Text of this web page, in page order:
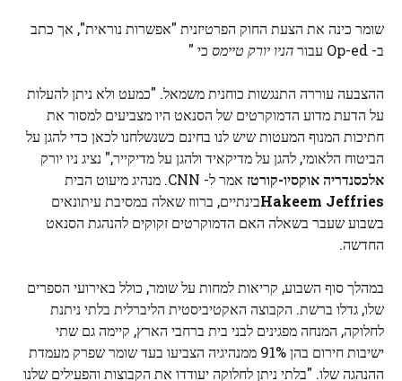
שומר כינה את הצעת החוק הפרטיזנית "אפשרות נוראית", אך כתב
ב- Op-ed עבור
הניו יורק טיימס כי "
ההצבעה עוררה התנגשות כוחנית משמאל. "כמעט ולא ניתן להעלות
על הדעת מדוע הדמוקרטים של הסנאט היו מצביעים למסור את
חתיכות המנוף המעטות שיש לנו בחינם כשנשלחנו לכאן כדי להגן על
הביטוח הלאומי, להגן על מדיקאיד ולהגן על מדיקייר," נציג ניו יורק
אלכסנדריה אוקסיו-קורטז אמר ל- CNN. מנהיג מיעוט הבית
Hakeem Jeffriesבינתיים, ברווז שאלה במסיבת עיתונאים
בשבוע שעבר בשאלה האם הדמוקרטים זקוקים להנהגת הסנאט
החדשה.
במהלך סוף השבוע, קריאות למחות על שומר, כולל באירועי הספרים
שלו, גדלו ברשת. הקבוצה האקטיביסטית הליברלית בלתי ניתנת
לחלוקה, המנחה מפגינים לבני בית ברחבי הארץ, קיימה גם שתי
ישיבות חירום בהן 91% ממנהיגיה הצביעו בעד שומר שפרק מעמדת
ההנהגה שלו. "בלתי ניתן לחלוקה יעודדו את הקבוצות והפעילים שלנו